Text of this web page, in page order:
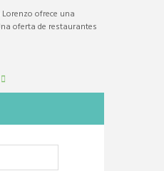
ofrece una
oferta de restaurantes